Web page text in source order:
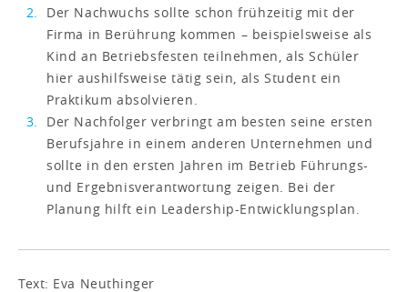
Der Nachwuchs sollte schon frühzeitig mit der
Firma in Berührung kommen – beispielsweise als
Kind an Betriebsfesten teilnehmen, als Schüler
hier aushilfsweise tätig sein, als Student ein
Praktikum absolvieren.
Der Nachfolger verbringt am besten seine ersten
Berufsjahre in einem anderen Unternehmen und
sollte in den ersten Jahren im Betrieb Führungs-
und Ergebnisverantwortung zeigen. Bei der
Planung hilft ein Leadership-Entwicklungsplan.
Text: Eva Neuthinger